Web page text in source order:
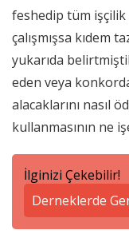
feshedip tüm işçilik
çalışmışsa kıdem
yukarıda
eden veya
alacaklarını nasıl
kullanmasının ne
İlginizi Çekebilir!
Derneklerde